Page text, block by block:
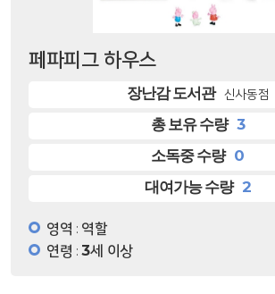
페파피그 하우스
장난감 도서관 신사동점
총 보유 수량 3
소독중 수량 0
대여가능 수량 2
영역 : 역할
연령 :3세 이상